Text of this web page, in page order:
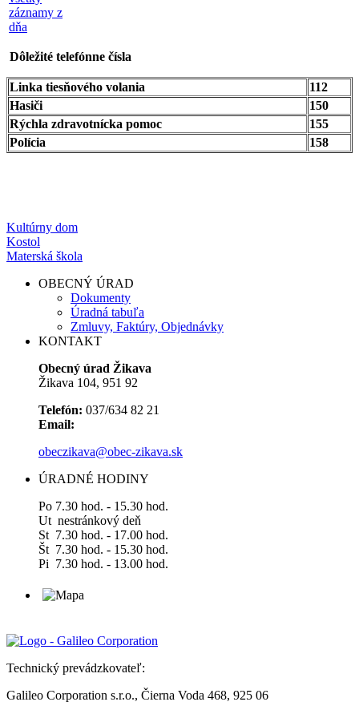
záznamy z
dňa
Dôležité telefónne čísla
Linka tiesňového volania
112
Hasiči
150
Rýchla zdravotnícka pomoc
155
Polícia
158
Kultúrny dom
Kostol
Materská škola
OBECNÝ ÚRAD
Dokumenty
Úradná tabuľa
Zmluvy, Faktúry, Objednávky
KONTAKT
Obecný úrad Žikava
Žikava 104, 951 92
Telefón: 037/634 82 21
Email:
obeczikava@obec-zikava.sk
ÚRADNÉ HODINY
Po 7.30 hod. - 15.30 hod.
Ut nestránkový deň
St 7.30 hod. - 17.00 hod.
Št 7.30 hod. - 15.30 hod.
Pi 7.30 hod. - 13.00 hod.
Technický prevádzkovateľ:
Galileo Corporation s.r.o., Čierna Voda 468, 925 06